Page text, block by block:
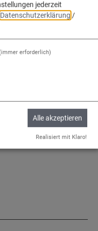
jederzeit
Datenschutzerklärung /
erforderlich)
Alle akzeptieren
Realisiert mit Klaro!